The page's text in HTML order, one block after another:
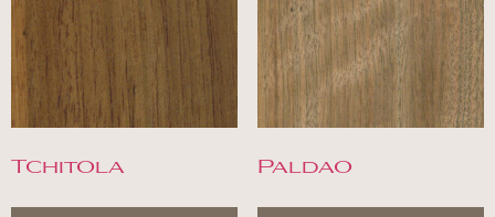
Tchitola Paldao